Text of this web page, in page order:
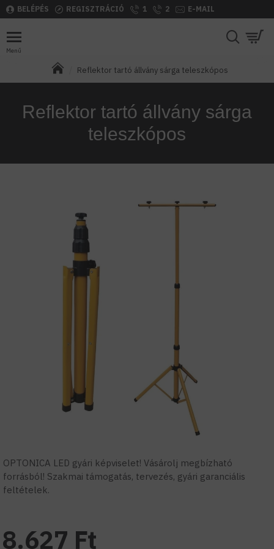
BELÉPÉS REGISZTRÁCIÓ 1 2 E-MAIL
Reflektor tartó állvány sárga teleszkópos
Reflektor tartó állvány sárga
teleszkópos
OPTONICA LED gyári képviselet! Vásárolj megbízható
forrásból! Szakmai támogatás, tervezés, gyári garanciális
feltételek.
8.627 Ft